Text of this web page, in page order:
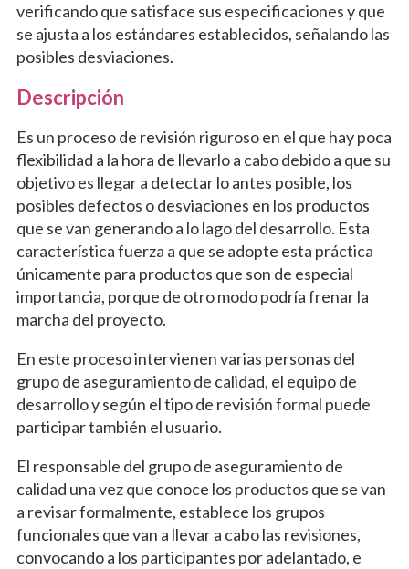
verificando que satisface sus especificaciones y que
se ajusta a los estándares establecidos, señalando las
posibles desviaciones.
Descripción
Es un proceso de revisión riguroso en el que hay poca
flexibilidad a la hora de llevarlo a cabo debido a que su
objetivo es llegar a detectar lo antes posible, los
posibles defectos o desviaciones en los productos
que se van generando a lo lago del desarrollo. Esta
característica fuerza a que se adopte esta práctica
únicamente para productos que son de especial
importancia, porque de otro modo podría frenar la
marcha del proyecto.
En este proceso intervienen varias personas del
grupo de aseguramiento de calidad, el equipo de
desarrollo y según el tipo de revisión formal puede
participar también el usuario.
El responsable del grupo de aseguramiento de
calidad una vez que conoce los productos que se van
a revisar formalmente, establece los grupos
funcionales que van a llevar a cabo las revisiones,
convocando a los participantes por adelantado, e